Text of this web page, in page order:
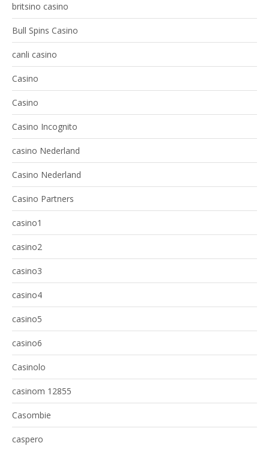
britsino casino
Bull Spins Casino
canli casino
Casino
Casino
Casino Incognito
casino Nederland
Casino Nederland
Casino Partners
casino1
casino2
casino3
casino4
casino5
casino6
Casinolo
casinom 12855
Casombie
caspero